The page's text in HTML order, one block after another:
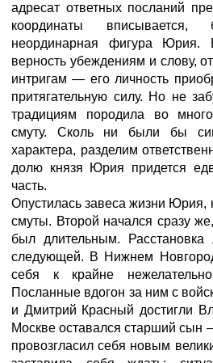
адресат ответных посланий
координаты вписывается,
неординарная фигура Юрия.
верность убеждениям и слову,
интригам — его личность
притягательную силу. Но не
традициям породила во
смуту. Сколь ни были бы
характера, разделим
долю князя Юрия придется
часть.
Опустилась завеса жизни Юрия,
смуты. Второй начался сразу
был длительным.
следующей. В Нижнем
себя к крайне
Посланные вдогон за ним с
и Дмитрий Красный достигли
Москве оставался старший сын
провозгласил себя новым